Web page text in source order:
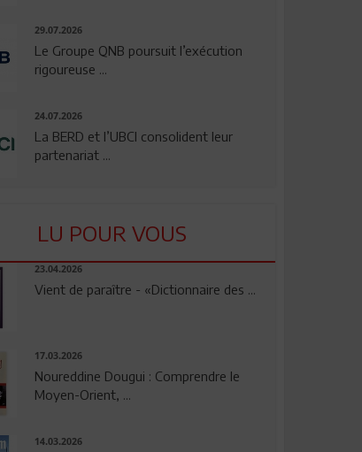
29.07.2026
Le Groupe QNB poursuit l’exécution
rigoureuse ...
24.07.2026
La BERD et l’UBCI consolident leur
partenariat ...
LU POUR VOUS
23.04.2026
Vient de paraître - «Dictionnaire des ...
17.03.2026
Noureddine Dougui : Comprendre le
Moyen-Orient, ...
14.03.2026